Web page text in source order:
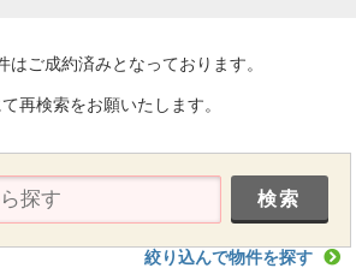
はご成約済みとなっております。
再検索をお願いたします。
絞り込んで物件を探す